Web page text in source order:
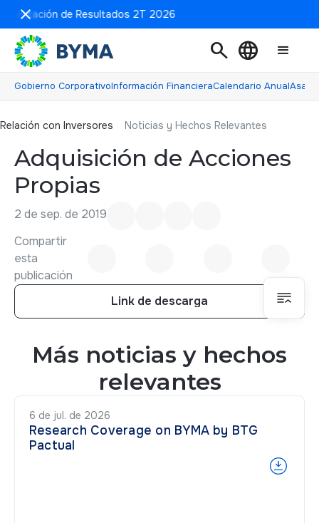
de Resultados 2T 2026
search language
Relación con inversores
Gobierno CorporativoInformación FinancieraCalendario Anual
Relación con Inversores Noticias y Hechos Relevantes
Adquisición de Acciones
Propias
2 de sep. de 2019
Compartir
esta
publicación
Link de descarga
Más noticias y hechos
relevantes
6 de jul. de 2026
Research Coverage on BYMA by BTG
Pactual